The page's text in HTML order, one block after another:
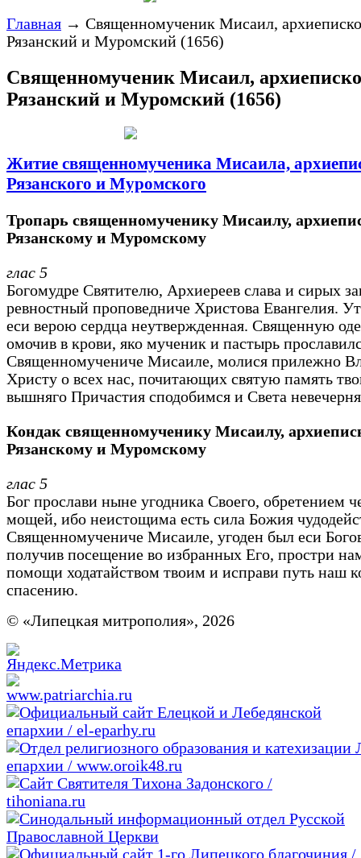
Главная → Священномученик Мисаил,
Рязанский и Муромский (1656)
Священномученик Мисаил,
Рязанский и Муромский (1656)
Житие священномученика Мисаила,
Рязанского и Муромского
Тропарь священномученику Мисаилу,
Рязанскому и Муромскому
глас 5
Богомудре Святителю, Архиереев слава и сирых
ревностный проповедниче Христова Евангелия.
еси верою сердца неутвержденная. Священную
омочив в крови, яко мученик и пастырь
Священномучениче Мисаиле, молися прилежно
Христу о всех нас, почитающих святую память
вышняго Причастия сподобимся и Света
Кондак священномученику Мисаилу,
Рязанскому и Муромскому
глас 5
Бог прослави ныне угодника Своего, обретением
мощей, ибо неистощима есть сила Божия
Священномучениче Мисаиле, угоден был еси
получив посещение во избранных Его, простри
помощи ходатайством твоим и исправи путь наш
спасению.
© «Липецкая митрополия», 2026